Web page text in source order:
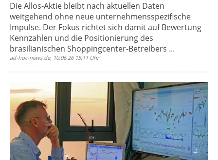
Die Allos-Aktie bleibt nach aktuellen Daten
weitgehend ohne neue unternehmensspezifische
Impulse. Der Fokus richtet sich damit auf Bewertung
Kennzahlen und die Positionierung des
brasilianischen Shoppingcenter-Betreibers ...
ad-hoc-news.de, 10.06.26 15:11 Uhr